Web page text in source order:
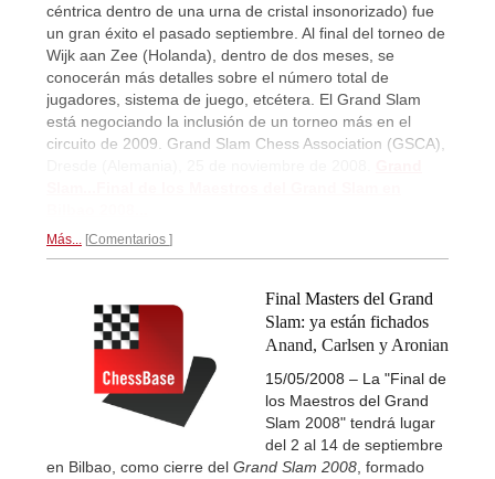
céntrica dentro de una urna de cristal insonorizado) fue
un gran éxito el pasado septiembre. Al final del torneo de
Wijk aan Zee (Holanda), dentro de dos meses, se
conocerán más detalles sobre el número total de
jugadores, sistema de juego, etcétera. El Grand Slam
está negociando la inclusión de un torneo más en el
circuito de 2009. Grand Slam Chess Association (GSCA),
Más... Comentarios
Final Masters del Grand
Slam: ya están fichados
Anand, Carlsen y Aronian
15/05/2008 – La "Final de
los Maestros del Grand
Slam 2008" tendrá lugar
del 2 al 14 de septiembre
en Bilbao, como cierre del Grand Slam 2008 , formado